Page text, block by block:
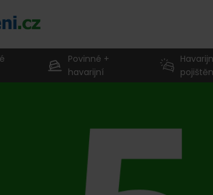
Povinné +
havarijní